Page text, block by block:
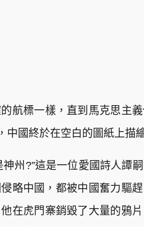
航標一樣，直到馬克思主
國終於在空白的圖紙上描
州?”這是一位愛國詩人譚
略中國，都被中國奮力驅
在虎門寨銷毀了大量的鴉